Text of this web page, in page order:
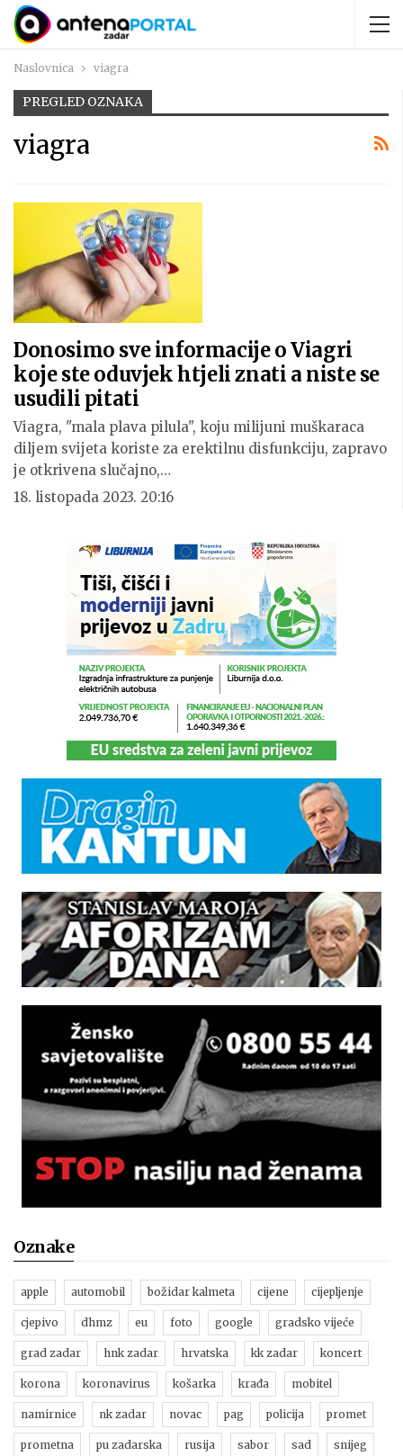
Naslovnica viagra
PREGLED OZNAKA
viagra
Donosimo sve informacije o Viagri
koje ste oduvjek htjeli znati a niste se
usudili pitati
Viagra, "mala plava pilula", koju milijuni muškaraca
diljem svijeta koriste za erektilnu disfunkciju, zapravo
je otkrivena slučajno,…
18. listopada 2023. 20:16
Oznake
apple automobil božidar kalmeta cijene cijepljenje
cjepivo dhmz eu foto google gradsko vijeće
grad zadar hnk zadar hrvatska kk zadar koncert
korona koronavirus košarka krađa mobitel
namirnice nk zadar novac pag policija promet
prometna pu zadarska rusija sabor sad snijeg